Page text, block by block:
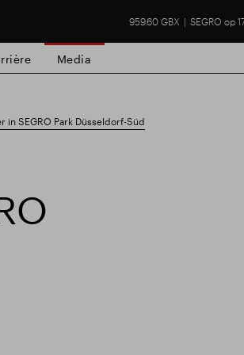
959.60 GBX SEGRO op
Media
in SEGRO Park Düsseldorf-Süd